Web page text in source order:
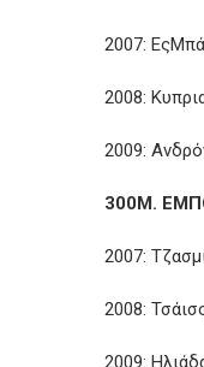
2007:
2008:
2009:
300Μ.
2007:
2008:
2009: